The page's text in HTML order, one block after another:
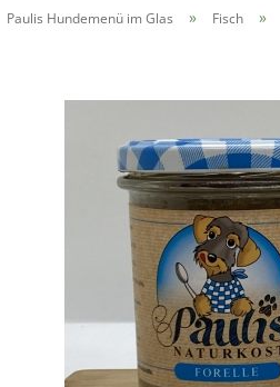
Paulis Hundemenü im Glas » Fisch »